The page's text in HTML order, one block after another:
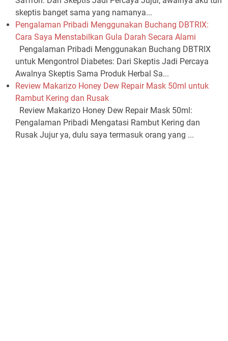
skeptis banget sama yang namanya...
Pengalaman Pribadi Menggunakan Buchang DBTRIX:
Cara Saya Menstabilkan Gula Darah Secara Alami
Pengalaman Pribadi Menggunakan Buchang DBTRIX
untuk Mengontrol Diabetes: Dari Skeptis Jadi Percaya
Awalnya Skeptis Sama Produk Herbal Sa...
Review Makarizo Honey Dew Repair Mask 50ml untuk
Rambut Kering dan Rusak
Review Makarizo Honey Dew Repair Mask 50ml:
Pengalaman Pribadi Mengatasi Rambut Kering dan
Rusak Jujur ya, dulu saya termasuk orang yang ...